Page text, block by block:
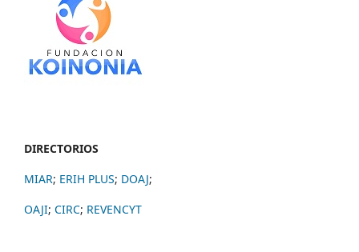
DIRECTORIOS
MIAR; ERIH PLUS; DOAJ;
OAJI; CIRC; REVENCYT